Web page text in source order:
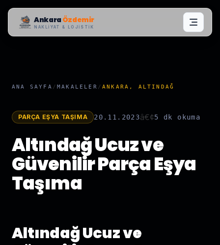
AnkaraÖzdemir
NAKLIYAT & LOJISTIK
ANA SAYFA /MAKALELER /ANKARA, ALTINDAĞ
PARÇA EŞYA TAŞIMA 20.11.2023â€¢5 dk okuma
Altındağ Ucuz ve
Güvenilir Parça Eşya
Taşıma
Altındağ Ucuz ve